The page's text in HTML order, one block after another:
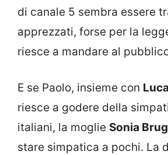
di canale 5 sembra essere
apprezzati, forse per la
riesce a mandare al
E se Paolo, insieme con
riesce a godere della
italiani, la moglie Sonia
stare simpatica a pochi. La